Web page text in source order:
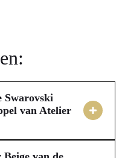
Swarovski
van Atelier
druppel van Atelier
stainless steel. Wij